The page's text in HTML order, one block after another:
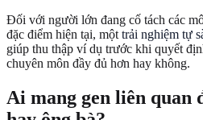
Đối với người lớn đang cố tách các
đặc điểm hiện tại, một trải nghiệm tự
giúp thu thập ví dụ trước khi quyết
chuyên môn đầy đủ hơn hay không.
Ai mang gen liên quan